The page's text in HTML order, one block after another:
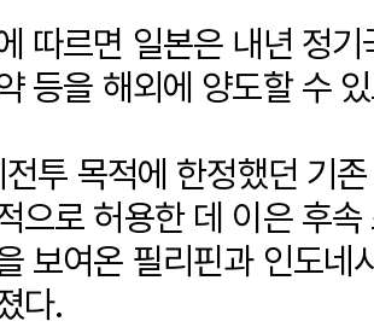
따르면 일본은 내년 정
등을 해외에 양도할 수
투 목적에 한정했던 기
으로 허용한 데 이은 후
보여온 필리핀과 인도네
다.